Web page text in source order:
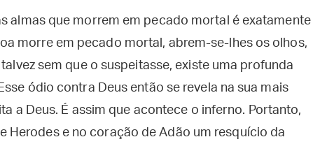
almas que morrem em pecado mortal é exatamente
morre em pecado mortal, abrem-se-lhes os olhos,
sem que o suspeitasse, existe uma profunda
ódio contra Deus então se revela na sua mais
a Deus. É assim que acontece o inferno. Portanto,
Herodes e no coração de Adão um resquício da